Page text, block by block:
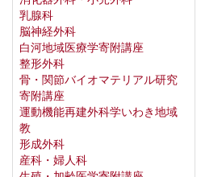
乳腺科
脳神経外科
白河地域医療学寄附講座
整形外科
骨・関節バイオマテリアル研究
寄附講座
運動機能再建外科学いわき地域
教
形成外科
産科・婦人科